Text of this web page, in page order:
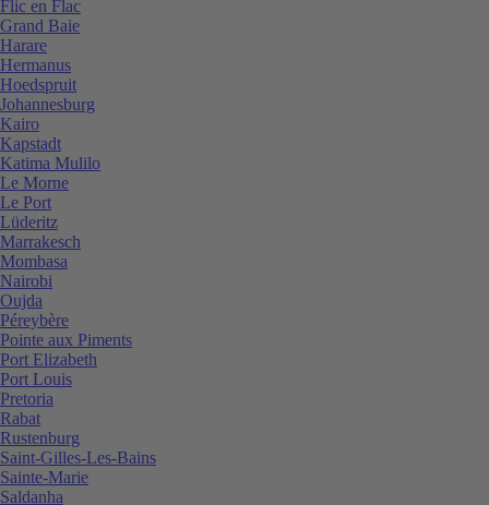
Flic en Flac
Grand Baie
Harare
Hermanus
Hoedspruit
Johannesburg
Kairo
Kapstadt
Katima Mulilo
Le Morne
Le Port
Lüderitz
Marrakesch
Mombasa
Nairobi
Oujda
Péreybère
Pointe aux Piments
Port Elizabeth
Port Louis
Pretoria
Rabat
Rustenburg
Saint-Gilles-Les-Bains
Sainte-Marie
Saldanha